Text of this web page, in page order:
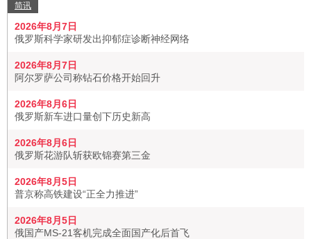
简讯
2026年8月7日
俄罗斯科学家研发出抑郁症诊断神经网络
2026年8月7日
阿尔罗萨公司称钻石价格开始回升
2026年8月6日
俄罗斯新车进口量创下历史新高
2026年8月6日
俄罗斯花游队斩获欧锦赛第三金
2026年8月5日
普京称高铁建设“正全力推进”
2026年8月5日
俄国产MS-21客机完成全面国产化后首飞